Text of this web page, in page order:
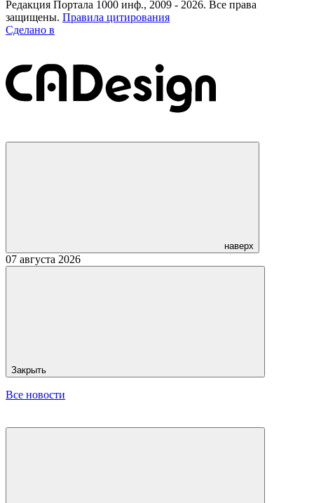
Редакция Портала 1000 инф., 2009 - 2026. Все права
защищены. Правила цитирования
Сделано в
наверх
07 августа 2026
Закрыть
Все новости